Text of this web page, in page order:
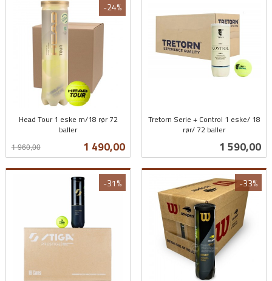
Head Tour 1 eske m/18 rør 72
baller
Tilbud
1 490,00
1 960,00
-24%
mva.
Tretorn Serie + Control 1 eske/ 18
rør/ 72 baller
Pris
1 590,00
-31% -33%